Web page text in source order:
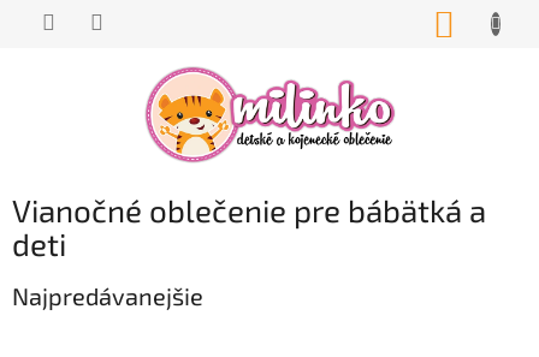
Vianočné oblečenie pre bábätká a
deti
Najpredávanejšie